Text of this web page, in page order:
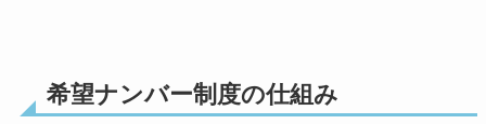
希望ナンバー制度の仕組み